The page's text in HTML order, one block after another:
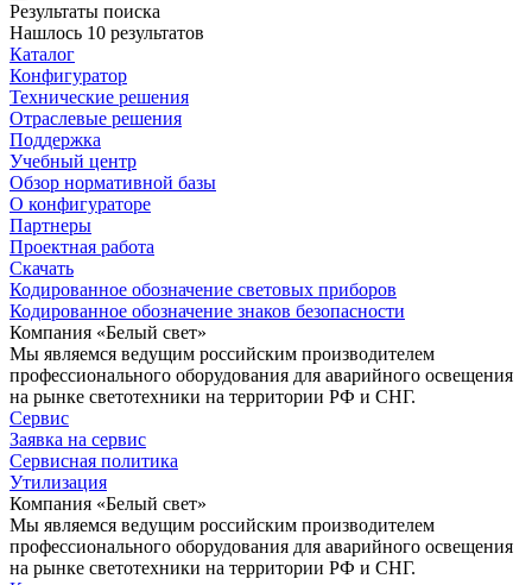
Результаты поиска
Нашлось 10 результатов
Каталог
Конфигуратор
Технические решения
Отраслевые решения
Поддержка
Учебный центр
Обзор нормативной базы
О конфигураторе
Партнеры
Проектная работа
Скачать
Кодированное обозначение световых приборов
Кодированное обозначение знаков безопасности
Компания «Белый свет»
Мы являемся ведущим российским производителем
профессионального оборудования для аварийного освещения
на рынке светотехники на территории РФ и СНГ.
Сервис
Заявка на сервис
Сервисная политика
Утилизация
Компания «Белый свет»
Мы являемся ведущим российским производителем
профессионального оборудования для аварийного освещения
на рынке светотехники на территории РФ и СНГ.